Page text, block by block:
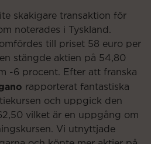
skakigare transaktion för
noterades i Tyskland.
till priset 58 euro per
stängde aktien på 54,80
-6 procent. Efter att franska
rapporterat fantastiska
och uppgick den
vilket är en uppgång om
Vi utnyttjade